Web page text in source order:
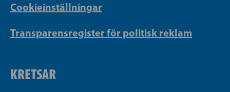
Cookieinställningar
Transparensregister för politisk reklam
KRETSAR